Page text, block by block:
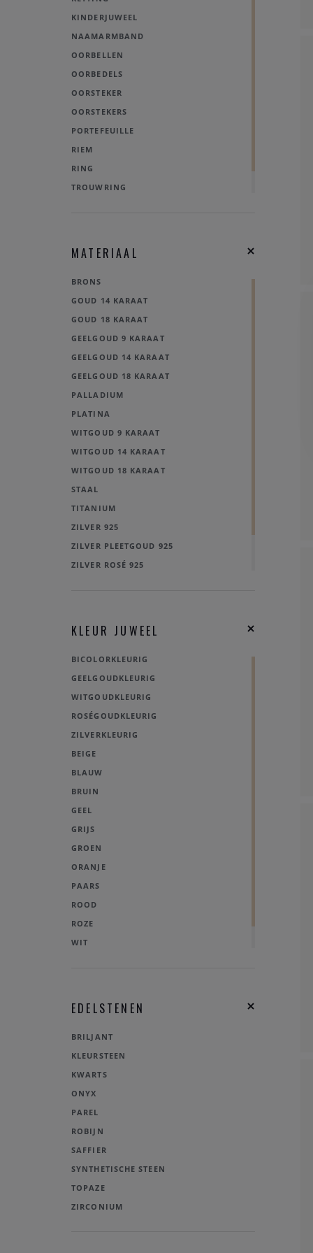
TROUWRINGEN AMICI
TROUWRINGEN TRADITIONS
VERLOVINGSRINGEN
VIVENTY
ZELS
KINDERJUWEEL
NAAMARMBAND
OORBELLEN
OORBEDELS
OORSTEKER
OORSTEKERS
PORTEFEUILLE
RIEM
RING
TROUWRING
MATERIAAL
BRONS
GOUD 14 KARAAT
GOUD 18 KARAAT
GEELGOUD 9 KARAAT
GEELGOUD 14 KARAAT
GEELGOUD 18 KARAAT
PALLADIUM
PLATINA
WITGOUD 9 KARAAT
WITGOUD 14 KARAAT
WITGOUD 18 KARAAT
STAAL
TITANIUM
ZILVER 925
ZILVER PLEETGOUD 925
ZILVER ROSÉ 925
KLEUR JUWEEL
BICOLORKLEURIG
GEELGOUDKLEURIG
WITGOUDKLEURIG
ROSÉGOUDKLEURIG
ZILVERKLEURIG
BEIGE
BLAUW
BRUIN
GEEL
GRIJS
GROEN
ORANJE
PAARS
ROOD
ROZE
WIT
EDELSTENEN
BRILJANT
KLEURSTEEN
KWARTS
ONYX
PAREL
ROBIJN
SAFFIER
SYNTHETISCHE STEEN
TOPAZE
ZIRCONIUM